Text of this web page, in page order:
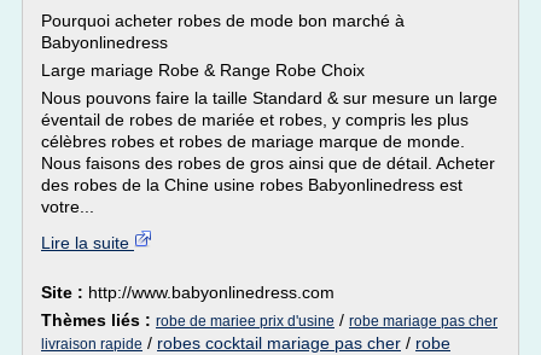
Pourquoi acheter robes de mode bon marché à
Babyonlinedress
Large mariage Robe & Range Robe Choix
Nous pouvons faire la taille Standard & sur mesure un large
éventail de robes de mariée et robes, y compris les plus
célèbres robes et robes de mariage marque de monde.
Nous faisons des robes de gros ainsi que de détail. Acheter
des robes de la Chine usine robes Babyonlinedress est
votre...
Lire la suite
Site : http://www.babyonlinedress.com
Thèmes liés : robe de mariee prix d'usine / robe mariage pas cher
livraison rapide / robes cocktail mariage pas cher / robe